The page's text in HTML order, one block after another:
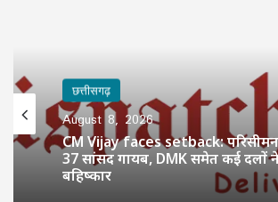
छत्तीसगढ़
August 8, 2026
CM Vijay faces setback:
37 सांसद गायब, DMK समेत कई दलों
बहिष्कार